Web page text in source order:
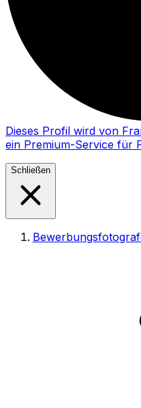
Dieses Profil wird von
ein Premium-Service für
Schließen